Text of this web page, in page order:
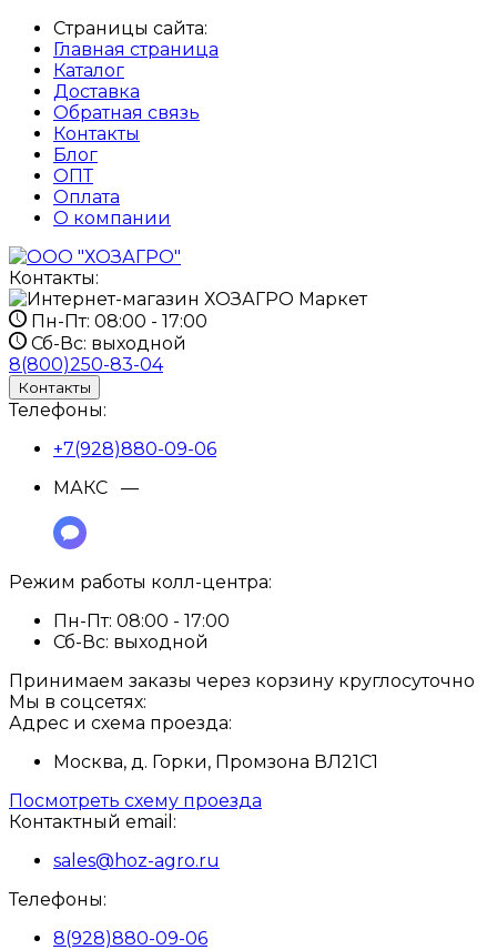
Страницы сайта:
Главная страница
Каталог
Доставка
Обратная связь
Контакты
Блог
ОПТ
Оплата
О компании
Контакты:
Пн-Пт: 08:00 - 17:00
Сб-Вс: выходной
8(800)250-83-04
Контакты
Телефоны:
+7(928)880-09-06
МАКС —
Режим работы колл-центра:
Пн-Пт: 08:00 - 17:00
Сб-Вс: выходной
Принимаем заказы через корзину круглосуточно
Мы в соцсетях:
Адрес и схема проезда:
Москва, д. Горки, Промзона ВЛ21С1
Посмотреть схему проезда
Контактный email:
sales@hoz-agro.ru
Телефоны:
8(928)880-09-06